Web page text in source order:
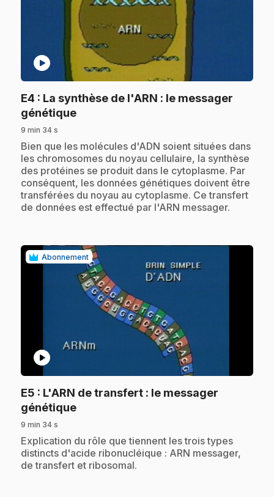
play_circle
E4 : La synthèse de l'ARN : le messager
génétique.
9 min 34 s
.Bien que les molécules d'ADN soient situées dans
les chromosomes du noyau cellulaire, la synthèse
des protéines se produit dans le cytoplasme. Par
conséquent, les données génétiques doivent être
transférées du noyau au cytoplasme. Ce transfert
de données est effectué par l'ARN messager.
Abonnement
play_circle
E5 : L'ARN de transfert : le messager
génétique.
9 min 34 s
.Explication du rôle que tiennent les trois types
distincts d'acide ribonucléique : ARN messager,
de transfert et ribosomal.